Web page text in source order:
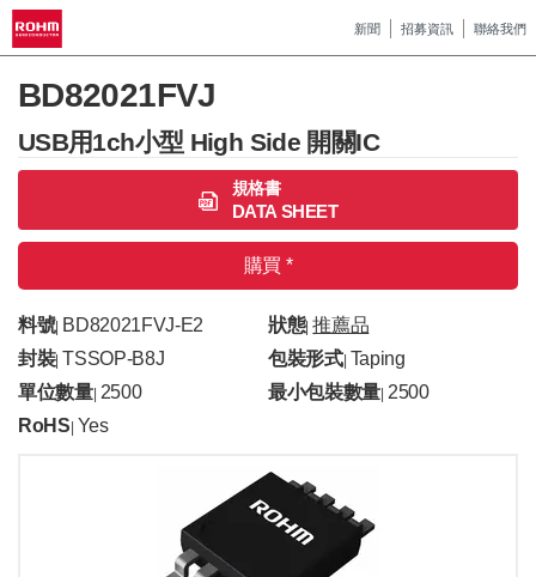
新聞 招募資訊 聯絡我們
BD82021FVJ
USB用1ch小型 High Side 開關IC
規格書
DATA SHEET
購買 *
料號| BD82021FVJ-E2 狀態|推薦品
封裝| TSSOP-B8J 包裝形式| Taping
單位數量| 2500 最小包裝數量 |2500
RoHS Yes